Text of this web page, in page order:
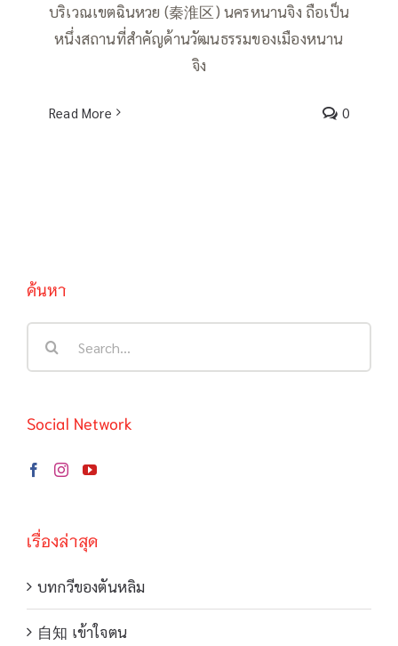
บริเวณเขตฉินหวย (秦淮区) นครหนานจิง ถือเป็น
หนึ่งสถานที่สำคัญด้านวัฒนธรรมของเมืองหนาน
จิง
Read More 0
ค้นหา
Social Network
เรื่องล่าสุด
บทกวีของตันหลิม
自知 เข้าใจตน